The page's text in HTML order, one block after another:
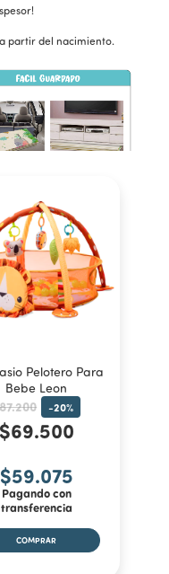
partir del nacimiento.
Pelotero Para
Bebe Leon
-20%
$69.500
$59.075
Pagando con
transferencia